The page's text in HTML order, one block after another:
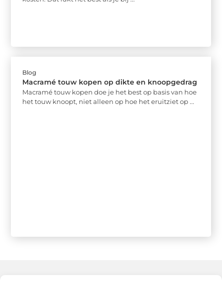
Blog
Macramé touw kopen op dikte en knoopgedrag
Macramé touw kopen doe je het best op basis van hoe
het touw knoopt, niet alleen op hoe het eruitziet op ...